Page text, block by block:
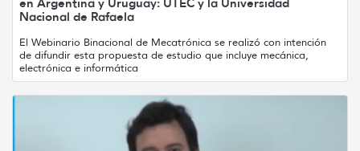
Nacional de Rafaela
El Webinario Binacional de Mecatrónica se realizó con intención
de difundir esta propuesta de estudio que incluye mecánica,
electrónica e informática